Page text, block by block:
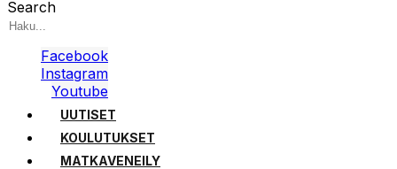
Search
Facebook
Instagram
Youtube
UUTISET
KOULUTUKSET
MATKAVENEILY